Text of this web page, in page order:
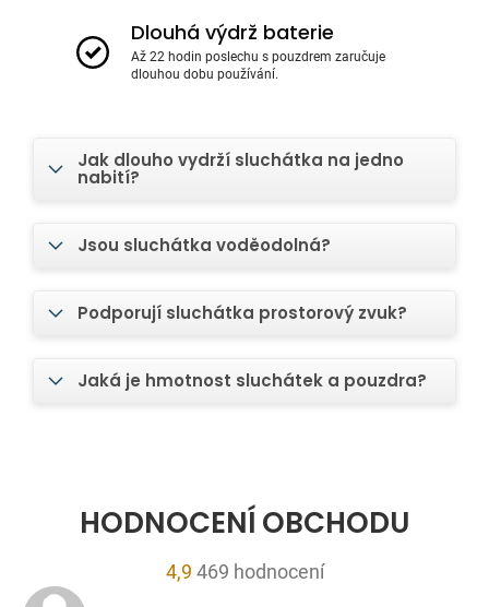
Dlouhá výdrž baterie
Až 22 hodin poslechu s pouzdrem zaručuje
dlouhou dobu používání.
Jak dlouho vydrží sluchátka na jedno
nabití?
Jsou sluchátka voděodolná?
Podporují sluchátka prostorový zvuk?
Jaká je hmotnost sluchátek a pouzdra?
HODNOCENÍ OBCHODU
4,9 Průměrné
469 hodnocení